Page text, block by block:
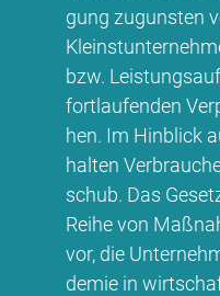
gung zu­guns­ten
bzw.
fort­lau­fen­den
hen. Im Hin­blick
hal­ten
schub. Das
Rei­he von
vor, die
de­mie in